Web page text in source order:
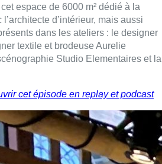
espace de 6000 m² dédié à la
d’intérieur, mais aussi
dans les ateliers : le designer
textile et brodeuse Aurelie
Studio Elementaires et la
cet épisode en replay et podcast